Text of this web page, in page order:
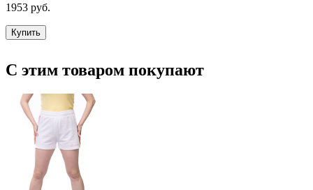
1953 руб.
Купить
С этим товаром покупают